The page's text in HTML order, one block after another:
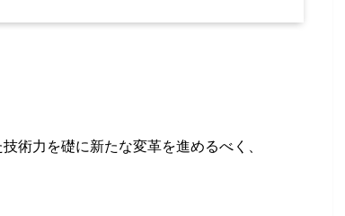
術力を礎に新たな変革を進めるべく、